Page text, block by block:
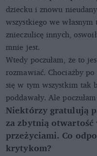
dziecku i znowu
wszystkiego we
znieczulicę innych,
mnie jest.
Wtedy poczułam, że to
rozmawiać. Chociażby
się w tym wszystkim tak
poddawały. Ale
Niektórzy gratulują
za zbytnią
przeżyciami. Co
krytykom?